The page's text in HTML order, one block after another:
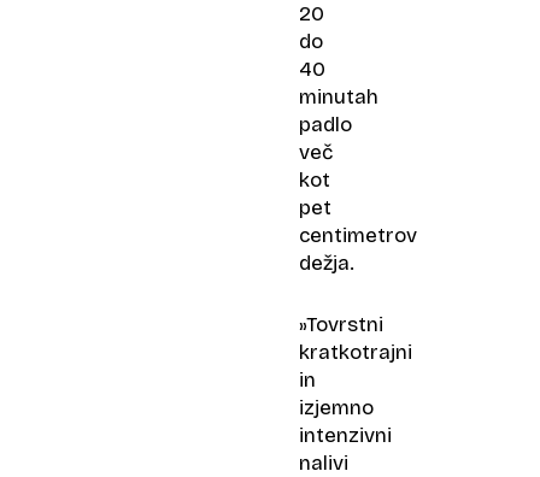
20
do
40
minutah
padlo
več
kot
pet
centimetrov
dežja.
»Tovrstni
kratkotrajni
in
izjemno
intenzivni
nalivi